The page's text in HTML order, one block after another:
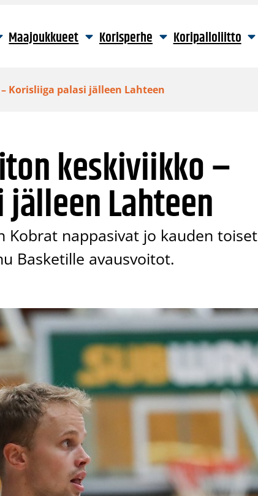
Maajoukkueet Korisperhe Koripalloliitto
Korisliiga palasi jälleen Lahteen
keskiviikko –
Lahteen
Kobrat nappasivat jo kauden toiset
Basketille avausvoitot.